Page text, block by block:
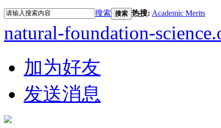
搜索 搜索 热搜: Academic Merits
natural-foundation-
加为好友
发送消息